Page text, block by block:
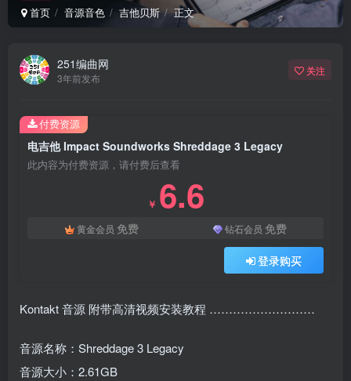
首页 音源音色 吉他贝斯 正文
251编曲网
3年前发布
关注
电吉他 Impact Soundworks Shreddage 3 Legacy
此内容为付费资源，请付费后查看
￥ 6.6
黄金会员 免费 钻石会员 免费
登录购买
付费资源
Kontakt 音源 附带高清视频安装教程 ………………………
音源名称：Shreddage 3 Legacy
音源大小：2.61GB